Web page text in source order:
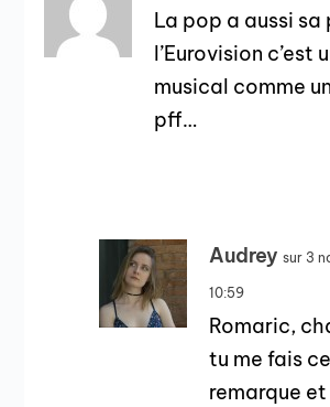
La pop a aussi sa
l’Eurovision c’est
musical comme
pff…
Audrey sur 3
10:59
Romaric,
tu me fais
remarque